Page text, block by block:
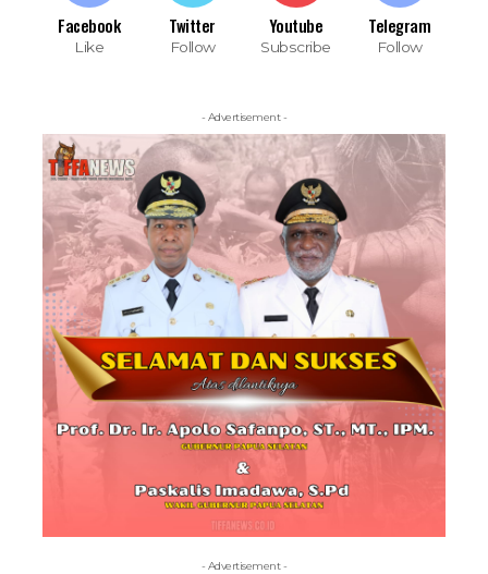
Facebook
Like
Twitter
Follow
Youtube
Subscribe
Telegram
Follow
- Advertisement -
- Advertisement -